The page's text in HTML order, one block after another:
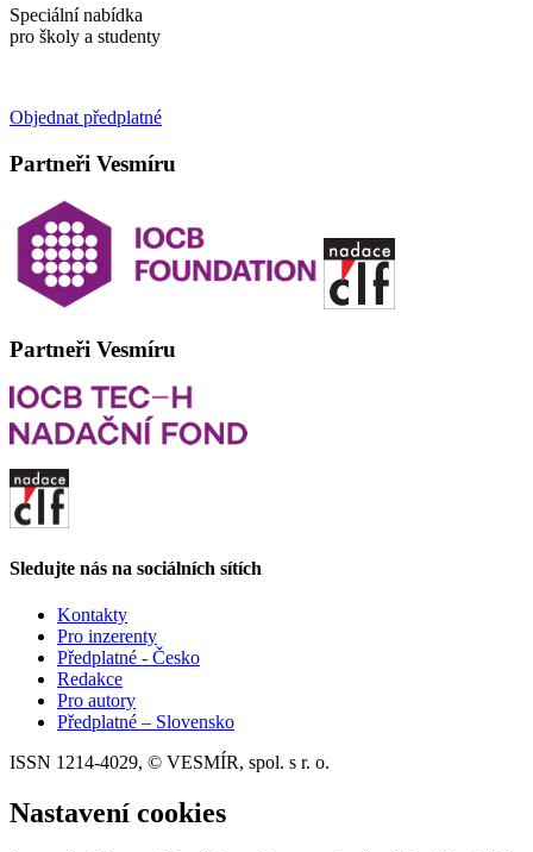
Speciální nabídka
pro školy a studenty
Objednat předplatné
Partneři Vesmíru
Partneři Vesmíru
Sledujte nás na sociálních sítích
Kontakty
Pro inzerenty
Předplatné - Česko
Redakce
Pro autory
Předplatné – Slovensko
ISSN 1214-4029, © VESMÍR, spol. s r. o.
Nastavení cookies